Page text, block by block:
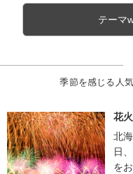
テーマ
季節を感じる人
花
北
日
を